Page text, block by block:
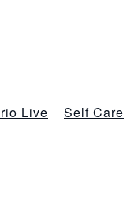
Live Self Care